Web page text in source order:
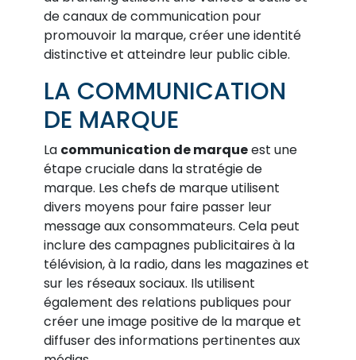
de canaux de communication pour
promouvoir la marque, créer une identité
distinctive et atteindre leur public cible.
LA COMMUNICATION
DE MARQUE
La communication de marqueest une
étape cruciale dans la stratégie de
marque. Les chefs de marque utilisent
divers moyens pour faire passer leur
message aux consommateurs. Cela peut
inclure des campagnes publicitaires à la
télévision, à la radio, dans les magazines et
sur les réseaux sociaux. Ils utilisent
également des relations publiques pour
créer une image positive de la marque et
diffuser des informations pertinentes aux